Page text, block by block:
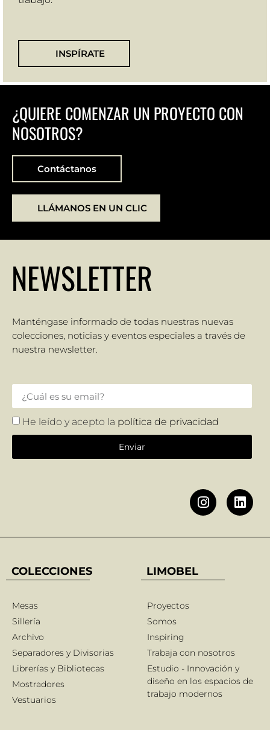
INSPÍRATE
¿QUIERE COMENZAR UN PROYECTO CON
NOSOTROS?
Contáctanos
LLÁMANOS EN UN CLIC
NEWSLETTER
Manténgase informado de todas nuestras nuevas
colecciones, noticias y eventos especiales a través de
nuestra newsletter.
He leído y acepto la política de privacidad
Enviar
COLECCIONES
Mesas
Sillería
Archivo
Separadores y Divisorias
Librerías y Bibliotecas
Mostradores
Vestuarios
LIMOBEL
Proyectos
Somos
Inspiring
Trabaja con nosotros
Estudio - Innovación y
diseño en los espacios de
trabajo modernos